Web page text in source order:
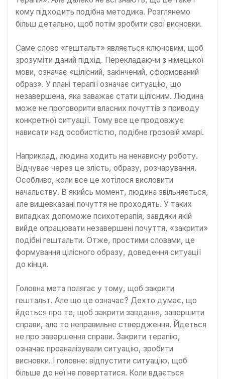
кому підходить подібна методика. Розглянемо
більш детально, щоб потім зробити свої висновки.
Саме слово «гештальт» являється ключовим, щоб
зрозуміти даний підхід. Перекладаючи з німецької
мови, означає «цілісний, закінчений, сформований
образ». У плані терапії означає ситуацію, що
незавершена, яка заважає стати цілісним. Людина
може не проговорити власних почуттів з приводу
конкретної ситуації. Тому все це продовжує
нависати над особистістю, подібне грозовій хмарі.
Наприклад, людина ходить на ненависну роботу.
Відчуває через це злість, образу, розчарування.
Особливо, коли все це хотілося висловити
начальству. В якийсь момент, людина звільняється,
але вищевказані почуття не проходять. У таких
випадках допоможе психотерапія, завдяки якій
вийде опрацювати незавершені почуття, «закрити»
подібні гештальти. Отже, простими словами, це
формування цілісного образу, доведення ситуації
до кінця.
Головна мета полягає у тому, щоб закрити
гештальт. Але що це означає? Дехто думає, що
йдеться про те, щоб закрити завдання, завершити
справи, але то неправильне ствердження. Йдеться
не про завершення справи. Закрити терапію,
означає проаналізували ситуацію, зробити
висновки. І головне: відпустити ситуацію, щоб
більше до неї не повертатися. Коли вдається